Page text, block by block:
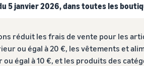
5 janvier 2026, dans toutes les
réduit les frais de vente pour les
ou égal à 20 €, les vêtements et
égal à 10 €, et les produits des